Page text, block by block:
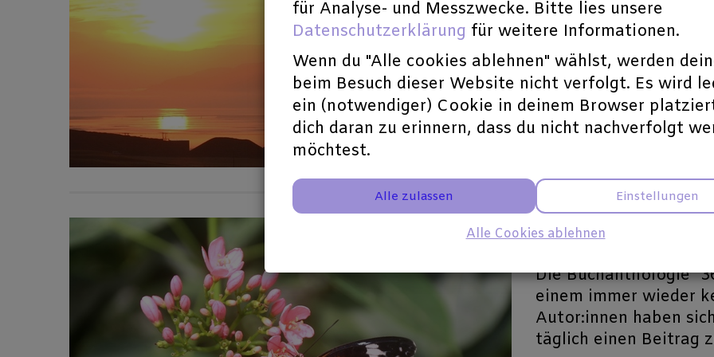
gemeinsam mit Ihnen
gemeinsamen
alles! Sie sind mit
Herzlichen
wenn Sie ann der
würden. Sie sind
kollegialen Grüßen
Mehr lesen
Aktueller Stand
Die Buchanthologie
einem immer wieder
Autor:innen haben
täglich einen Beitrag
für Analyse- und Messzwecke. Bitte lies unsere
Datenschutzerklärung für weitere Informationen.
Wenn du "Alle cookies ablehnen" wählst, werden
beim Besuch dieser Website nicht verfolgt. Es wird
ein (notwendiger) Cookie in deinem Browser
dich daran zu erinnern, dass du nicht nachverfolgt
möchtest.
Alle zulassen Einstellungen
Alle Cookies ablehnen